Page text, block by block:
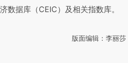
数据库（CEIC）及相关指数库。
版面编辑：李丽莎